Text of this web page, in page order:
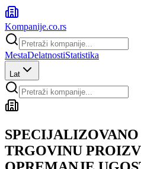
Kompanije.co.rs
MestaDelatnostiStatistika
Lat
TRGOVINU